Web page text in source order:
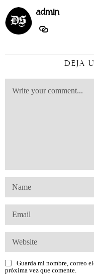
admin
DEJA
Guarda mi nombre, correo
próxima vez que comente.